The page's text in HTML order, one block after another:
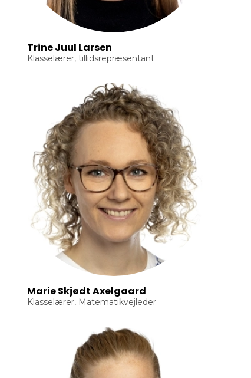
Trine Juul Larsen
Klasselærer, tillidsrepræsentant
Marie Skjødt Axelgaard
Klasselærer, Matematikvejleder